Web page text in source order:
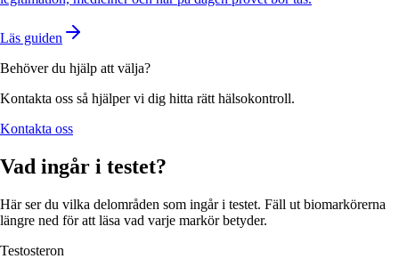
Läs guiden
Behöver du hjälp att välja?
Kontakta oss så hjälper vi dig hitta rätt hälsokontroll.
Kontakta oss
Vad ingår i testet?
Här ser du vilka delområden som ingår i testet. Fäll ut biomarkörerna
längre ned för att läsa vad varje markör betyder.
Testosteron